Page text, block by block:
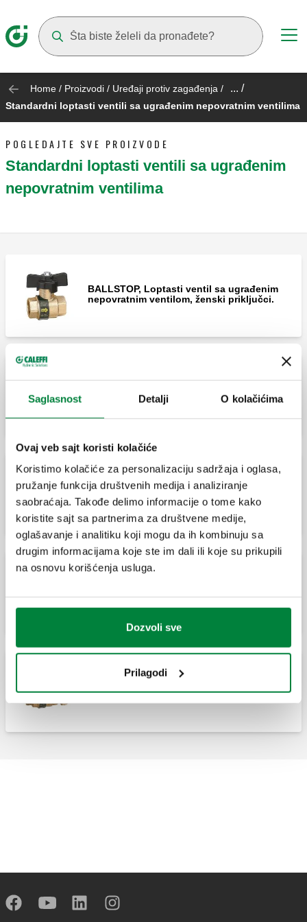
Saglasnost Detalji O kolačićima
Ovaj veb sajt koristi kolačiće
Koristimo kolačiće za personalizaciju sadržaja i oglasa,
pružanje funkcija društvenih medija i analiziranje
saobraćaja. Takođe delimo informacije o tome kako
koristite sajt sa partnerima za društvene medije,
oglašavanje i analitiku koji mogu da ih kombinuju sa
drugim informacijama koje ste im dali ili koje su prikupili
na osnovu korišćenja usluga.
Dozvoli sve
Prilagodi
Home / Proizvodi / Uređaji protiv zagađenja / ... /
Standardni loptasti ventili sa ugrađenim nepovratnim ventilima
POGLEDAJTE SVE PROIZVODE
Standardni loptasti ventili sa ugrađenim
nepovratnim ventilima
BALLSTOP, Loptasti ventil sa ugrađenim
nepovratnim ventilom, ženski priključci.
nepovratnim ventilom.
BALLSTOP, Loptasti ventil sa ugrađenim
nepovratnim ventilom, muški-ženski
priključci.
holender.
nepovratnim ventilom.